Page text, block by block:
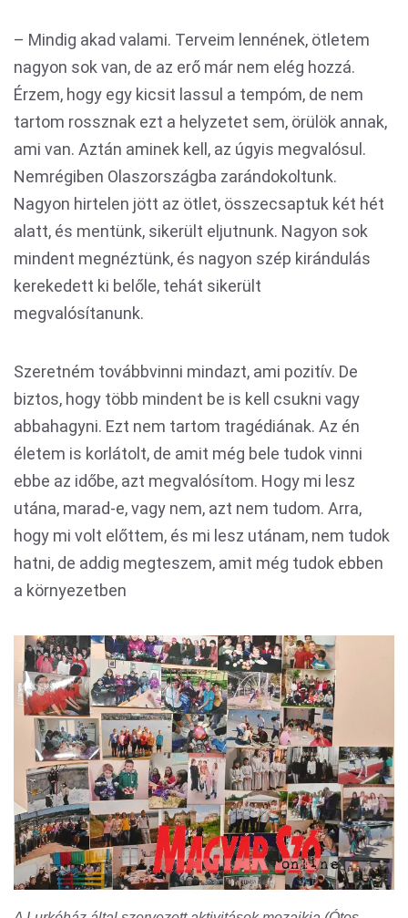
– Mindig akad valami. Terveim lennének, ötletem
nagyon sok van, de az erő már nem elég hozzá.
Érzem, hogy egy kicsit lassul a tempóm, de nem
tartom rossznak ezt a helyzetet sem, örülök annak,
ami van. Aztán aminek kell, az úgyis megvalósul.
Nemrégiben Olaszországba zarándokoltunk.
Nagyon hirtelen jött az ötlet, összecsaptuk két hét
alatt, és mentünk, sikerült eljutnunk. Nagyon sok
mindent megnéztünk, és nagyon szép kirándulás
kerekedett ki belőle, tehát sikerült
megvalósítanunk.
Szeretném továbbvinni mindazt, ami pozitív. De
biztos, hogy több mindent be is kell csukni vagy
abbahagyni. Ezt nem tartom tragédiának. Az én
életem is korlátolt, de amit még bele tudok vinni
ebbe az időbe, azt megvalósítom. Hogy mi lesz
utána, marad-e, vagy nem, azt nem tudom. Arra,
hogy mi volt előttem, és mi lesz utánam, nem tudok
hatni, de addig megteszem, amit még tudok ebben
a környezetben